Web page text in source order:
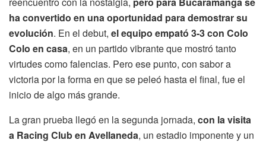
ha convertido en una oportunidad para demostrar su
evolución. En el debut, el equipo empató 3-3 con Colo
Colo en casa, en un partido vibrante que mostró tanto
virtudes como falencias. Pero ese punto, con sabor a
victoria por la forma en que se peleó hasta el final, fue el
inicio de algo más grande.
La gran prueba llegó en la segunda jornada, con la visita
a Racing Club en Avellaneda, un estadio imponente y un